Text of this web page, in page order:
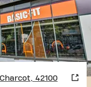
42100